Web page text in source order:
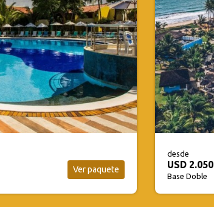
Ver paquete
desde
USD 2.110
Base Doble